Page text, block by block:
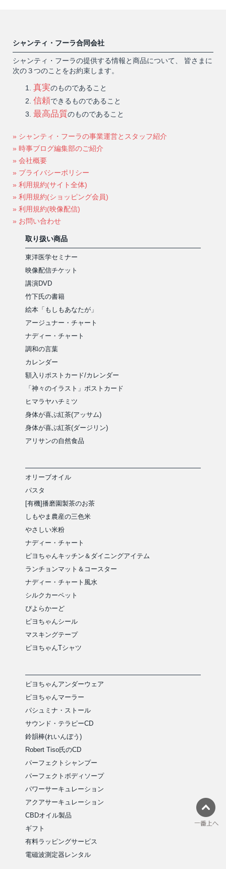
シャンティ・フーラ合同会社
シャンティ・フーラの提供する情報と商品について、 皆さまに
次の３つのことをお約束します。
真実のものであること
信頼できるものであること
最高品質のものであること
» シャンティ・フーラの事業運営とスタッフ紹介
» 時事ブログ編集部のご紹介
» 会社概要
» プライバシーポリシー
» 利用規約(サイト全体)
» 利用規約(ショッピング会員)
» 利用規約(映像配信)
» お問い合わせ
取り扱い商品
東洋医学セミナー
映像配信チケット
講演DVD
竹下氏の書籍
絵本「もしもあなたが」
アージュナー・チャート
ナディー・チャート
調和の言葉
カレンダー
額入りポストカード/カレンダー
「神々のイラスト」ポストカード
ヒマラヤハチミツ
身体が喜ぶ紅茶(アッサム)
身体が喜ぶ紅茶(ダージリン)
アリサンの自然食品
オリーブオイル
パスタ
[有機]播磨園製茶のお茶
しもやま農産の三色米
やさしい米粉
ナディー・チャート
ピヨちゃんキッチン＆ダイニングアイテム
ランチョンマット＆コースター
ナディー・チャート風水
シルクカーペット
ぴよらかーど
ピヨちゃんシール
マスキングテープ
ピヨちゃんTシャツ
ピヨちゃんアンダーウェア
ピヨちゃんマーラー
パシュミナ・ストール
サウンド・テラピーCD
鈴韻棒(れいんぼう)
Robert Tiso氏のCD
パーフェクトシャンプー
パーフェクトボディソープ
パワーサーキュレーション
アクアサーキュレーション
CBDオイル製品
ギフト
有料ラッピングサービス
電磁波測定器レンタル